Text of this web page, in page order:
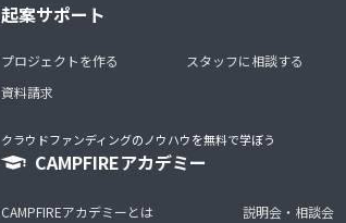
起案サポート
プロジェクトを作る
資料請求
スタッフに相談する
クラウドファンディングのノウハウを無料で学ぼう
CAMPFIREアカデミー
CAMPFIREアカデミーとは
説明会・相談会